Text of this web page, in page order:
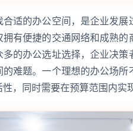
适的办公空间，是企业发
拥有便捷的交通网络和成熟
的办公选址选择，企业决
难题。一个理想的办公场
，同时需要在预算范围内实